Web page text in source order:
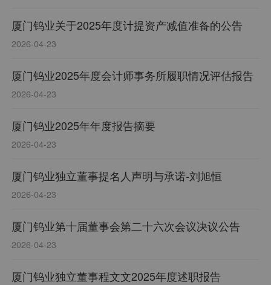
厦门钨业关于2025年度计提资产减值准备的公告
2026-04-23
厦门钨业2025年度会计师事务所履职情况评估报告
2026-04-23
厦门钨业2025年年度报告摘要
2026-04-23
厦门钨业独立董事提名人声明与承诺-刘旭恒
2026-04-23
厦门钨业第十届董事会第二十六次会议决议公告
2026-04-23
厦门钨业独立董事程文文2025年度述职报告